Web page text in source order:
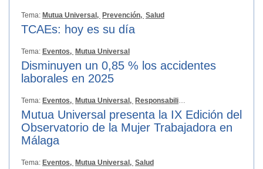
Tema: Mutua Universal, Prevención, Salud
TCAEs: hoy es su día
Tema: Eventos, Mutua Universal
Disminuyen un 0,85 % los accidentes
laborales en 2025
Tema: Eventos, Mutua Universal, Responsabilidad Social
Mutua Universal presenta la IX Edición del
Observatorio de la Mujer Trabajadora en
Málaga
Tema: Eventos, Mutua Universal, Salud